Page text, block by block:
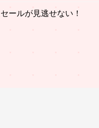
ールが見逃せない！